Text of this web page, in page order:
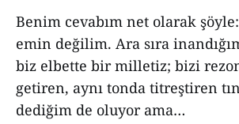
Benim cevabım net olarak
emin değilim. Ara sıra
biz elbette bir milletiz; bizi
getiren, aynı tonda titreştiren
dediğim de oluyor ama…